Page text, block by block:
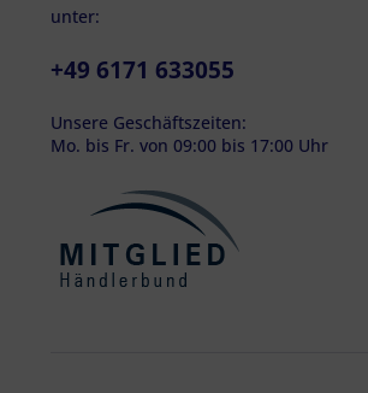
unter:
+49 6171 633055
Unsere Geschäftszeiten:
Mo. bis Fr. von 09:00 bis 17:00 Uhr